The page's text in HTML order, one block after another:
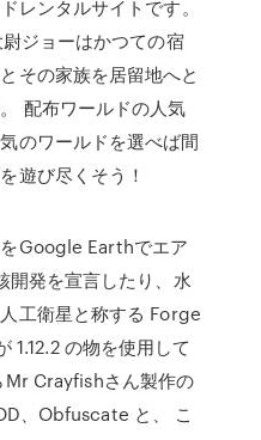
レンタルサイトです。
ジョーはかつての宿
その家族を居留地へと
配布ワールドの人気
のワールドを選べば間
遊び尽くそう！
Google Earthでエア
開発を宣言したり、水
工衛星と称する Forge
の物を使用して
Mr Crayfishさん製作の
、Obfuscate と、 こ